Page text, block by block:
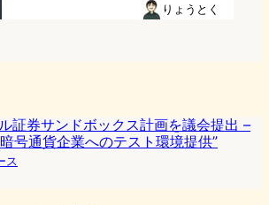
りょうとく
証券サンドボックス計画を議会提出 –
号通貨企業へのテスト環境提供”
ス